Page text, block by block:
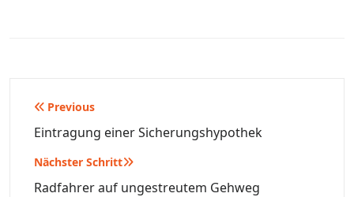
Beitragsnavigation
Previous
Eintragung einer Sicherungshypothek
Nächster Schritt
Radfahrer auf ungestreutem Gehweg